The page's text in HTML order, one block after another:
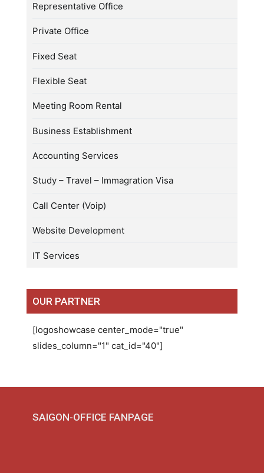
Representative Office
Private Office
Fixed Seat
Flexible Seat
Meeting Room Rental
Business Establishment
Accounting Services
Study – Travel – Immagration Visa
Call Center (Voip)
Website Development
IT Services
OUR PARTNER
[logoshowcase center_mode="true"
slides_column="1" cat_id="40"]
SAIGON-OFFICE FANPAGE